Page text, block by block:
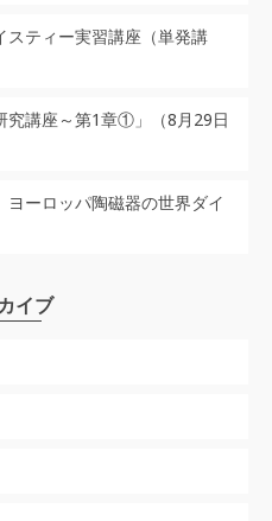
ティー実習講座（単発講
講座～第1章①」（8月29日
ーロッパ陶磁器の世界ダイ
イブ